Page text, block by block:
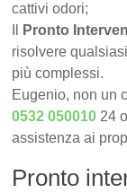
cattivi odori;
Pronto
risolvere
più complessi.
Eugenio, non un
0532 050010 24
assistenza ai
Pronto